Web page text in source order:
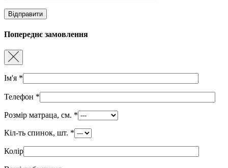
Попереднє замовлення
Ім'я *
Телефон *
Розмір матраца, см. *
Кіл-ть спинок, шт. *
Колір